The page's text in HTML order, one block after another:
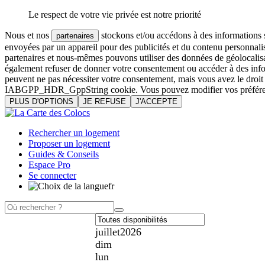
Le respect de votre vie privée est notre priorité
Nous et nos partenaires
stockons et/ou accédons à des
envoyées par un appareil pour des publicités et du contenu
partenaires et nous-mêmes pouvons utiliser des données de
également refuser de donner votre consentement ou accéder à des
peuvent ne pas nécessiter votre consentement, mais vous avez le
IABGPP_HDR_GppString cookie. Vous pouvez modifier vos
PLUS D'OPTIONS JE REFUSE J'ACCEPTE
Rechercher un logement
Proposer un logement
Guides & Conseils
Espace Pro
Se connecter
fr
juillet2026
dim
lun